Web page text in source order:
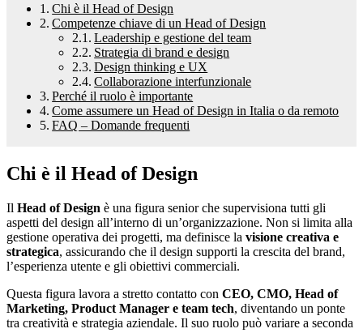
Chi è il Head of Design
Competenze chiave di un Head of Design
Leadership e gestione del team
Strategia di brand e design
Design thinking e UX
Collaborazione interfunzionale
Perché il ruolo è importante
Come assumere un Head of Design in Italia o da remoto
FAQ – Domande frequenti
Chi è il Head of Design
Il Head of Design è una figura senior che supervisiona tutti gli
aspetti del design all’interno di un’organizzazione. Non si limita alla
gestione operativa dei progetti, ma definisce la visione creativa e
strategica, assicurando che il design supporti la crescita del brand,
l’esperienza utente e gli obiettivi commerciali.
Questa figura lavora a stretto contatto con CEO, CMO, Head of
Marketing, Product Manager e team tech, diventando un ponte
tra creatività e strategia aziendale. Il suo ruolo può variare a seconda